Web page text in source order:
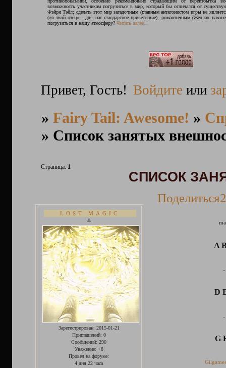
возможность участникам погрузиться в мир, который бы отличался от
Фэйри Тэйл; сделать этот мир загадочным (главным антагонистом игры не
(«я твой отец» - для нас стандартное приветствие), романтичным (Желлал
погрузиться в нашу атмосферу? Читать далее...
Привет, Гость! Войдите или
» Fairy Tail: Awesome! »
» Список занятых
СПИСОК
Страница: 1
Поделиться
LOST MAGIC
♙
Зарегистрирован: 2015-01-21
Приглашений: 0
Сообщений: 290
Уважение: +8
Провел на форуме:
4 дня 22 часа
A
D
G